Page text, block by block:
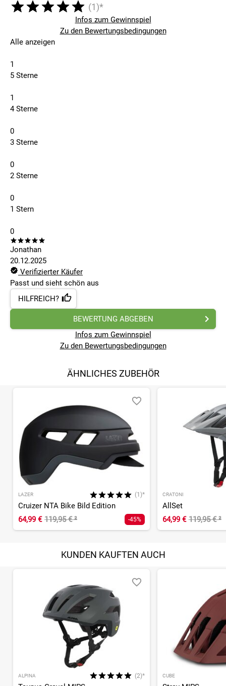
(1)*
Infos zum Gewinnspiel
Zu den Bewertungsbedingungen
Alle anzeigen
1
5 Sterne
1
4 Sterne
0
3 Sterne
0
2 Sterne
0
1 Stern
0
Jonathan
20.12.2025
Verifizierter Käufer
Passt und sieht schön aus
HILFREICH?
BEWERTUNG ABGEBEN
Infos zum Gewinnspiel
Zu den Bewertungsbedingungen
ÄHNLICHES ZUBEHÖR
LAZER (1)*
Cruizer NTA Bike Bild Edition
64,99 € 119,95 €² -45%
CRATONI
AllSet
64,99 € 119,95 €²
KUNDEN KAUFTEN AUCH
ALPINA (2)* CUBE